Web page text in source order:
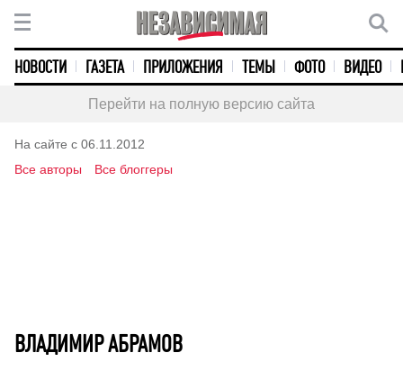
НОВОСТИ ГАЗЕТА ПРИЛОЖЕНИЯ ТЕМЫ ФОТО ВИДЕО
Перейти на полную версию сайта
На сайте с 06.11.2012
Все авторы
Все блоггеры
ВЛАДИМИР АБРАМОВ